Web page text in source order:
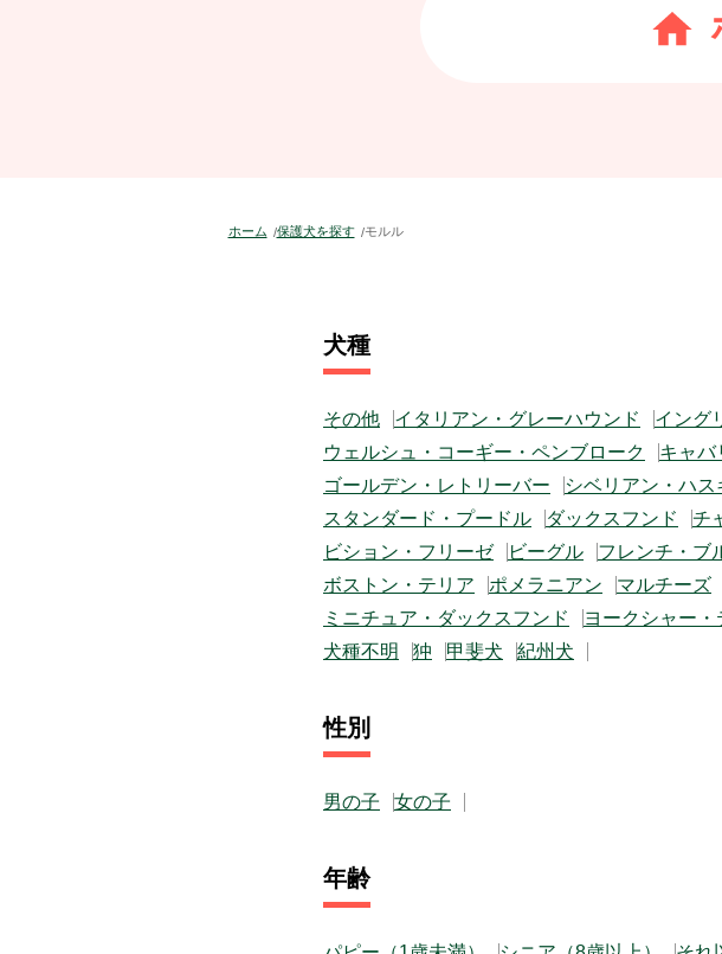
ホーム 保護犬を探す モルル
犬種
その他 イタリアン・グレーハウンド
イング
ウェルシュ・コーギー・ペンブローク
キャバ
ゴールデン・レトリーバー
シベリアン・ハス
スタンダード・プードル
ダックスフンド チ
ビション・フリーゼ
ビーグル フレンチ・ブ
ボストン・テリア
ポメラニアン マルチーズ
ミニチュア・ダックスフンド
ヨークシャー・
犬種不明
狆 甲斐犬 紀州犬
性別
男の子 女の子
年齢